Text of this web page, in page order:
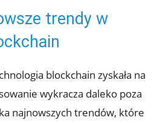
trendy w
⁢blockchain⁣ zyskała​ na
wykracza daleko poza
najnowszych trendów, które​